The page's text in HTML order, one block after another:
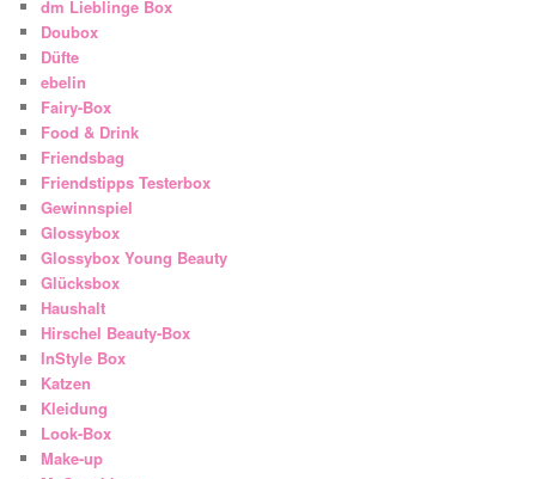
dm Lieblinge Box
Doubox
Düfte
ebelin
Fairy-Box
Food & Drink
Friendsbag
Friendstipps Testerbox
Gewinnspiel
Glossybox
Glossybox Young Beauty
Glücksbox
Haushalt
Hirschel Beauty-Box
InStyle Box
Katzen
Kleidung
Look-Box
Make-up